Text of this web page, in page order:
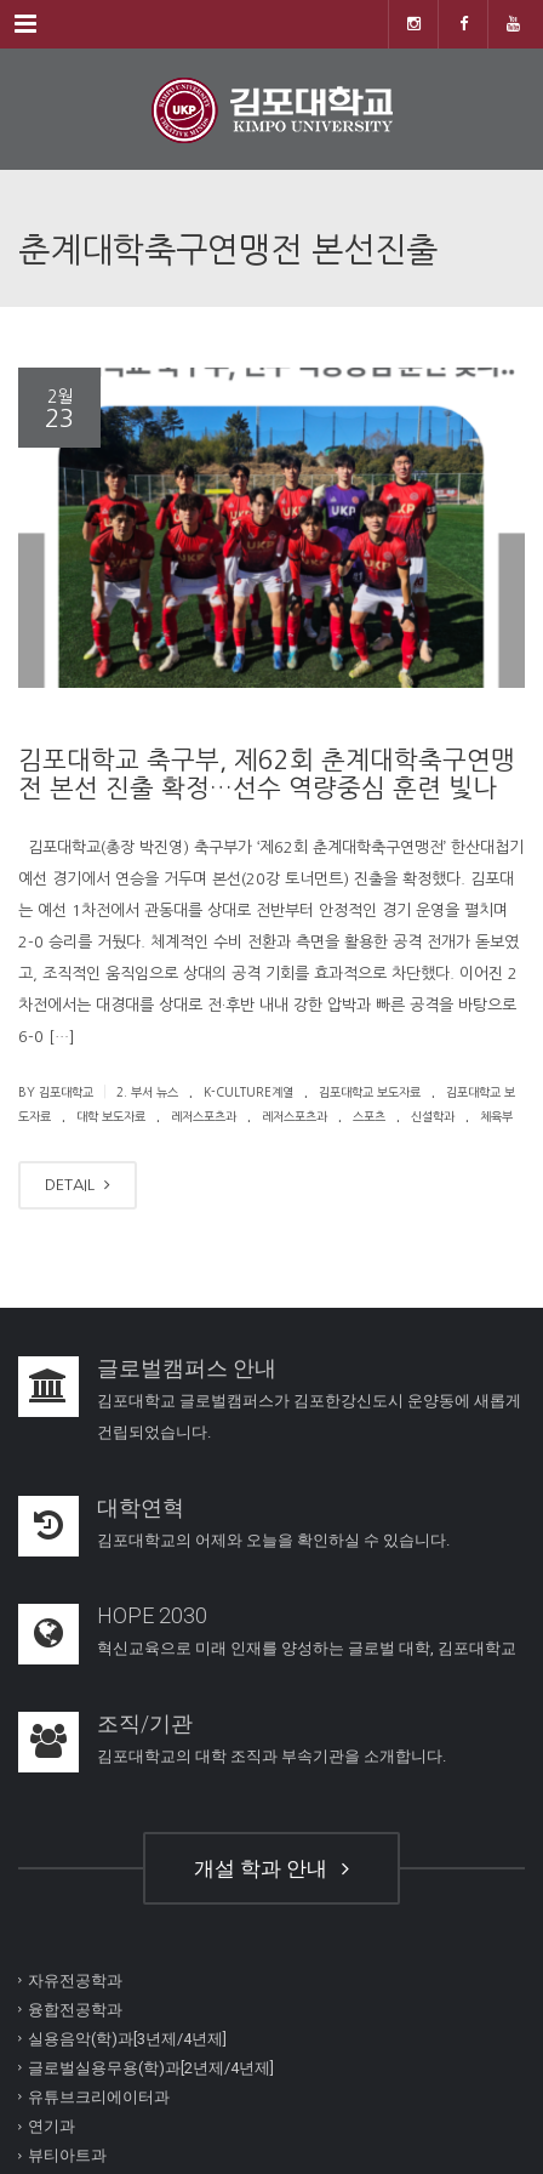
Menu
춘계대학축구연맹전 본선진출
2월
23
김포대학교 축구부, 제62회 춘계대학축구연맹
전 본선 진출 확정…선수 역량중심 훈련 빛나
김포대학교(총장 박진영) 축구부가 ‘제62회 춘계대학축구연맹전’ 한산대첩기
예선 경기에서 연승을 거두며 본선(20강 토너먼트) 진출을 확정했다. 김포대
는 예선 1차전에서 관동대를 상대로 전반부터 안정적인 경기 운영을 펼치며
2-0 승리를 거뒀다. 체계적인 수비 전환과 측면을 활용한 공격 전개가 돋보였
고, 조직적인 움직임으로 상대의 공격 기회를 효과적으로 차단했다. 이어진 2
차전에서는 대경대를 상대로 전·후반 내내 강한 압박과 빠른 공격을 바탕으로
6-0 […]
BY 김포대학교 2. 부서 뉴스 K-CULTURE계열 김포대학교 보도자료
김포대학교 보
도자료
대학 보도자료 레저스포츠과 레저스포츠과 스포츠 신설학과 체육부
DETAIL
글로벌캠퍼스 안내
김포대학교 글로벌캠퍼스가 김포한강신도시 운양동에 새롭게
건립되었습니다.
대학연혁
김포대학교의 어제와 오늘을 확인하실 수 있습니다.
HOPE 2030
혁신교육으로 미래 인재를 양성하는 글로벌 대학, 김포대학교
조직/기관
김포대학교의 대학 조직과 부속기관을 소개합니다.
개설 학과 안내
자유전공학과
융합전공학과
실용음악(학)과[3년제/4년제]
글로벌실용무용(학)과[2년제/4년제]
유튜브크리에이터과
연기과
뷰티아트과